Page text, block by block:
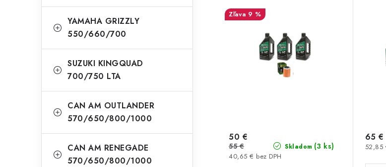
YAMAHA GRIZZLY
550/660/700
SUZUKI KINGQUAD
700/750 LTA
CAN AM OUTLANDER
570/650/800/1000
CAN AM RENEGADE
570/650/800/1000
9 %
Skladom (3 ks)
40,65 € bez DPH
50 €
55 € 52,85
65 €